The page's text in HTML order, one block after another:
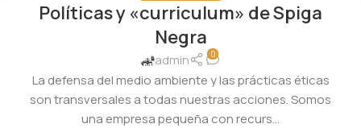
Políticas y «curriculum» de Spiga
Negra
admin 0
La defensa del medio ambiente y las prácticas éticas
son transversales a todas nuestras acciones. Somos
una empresa pequeña con recurs...